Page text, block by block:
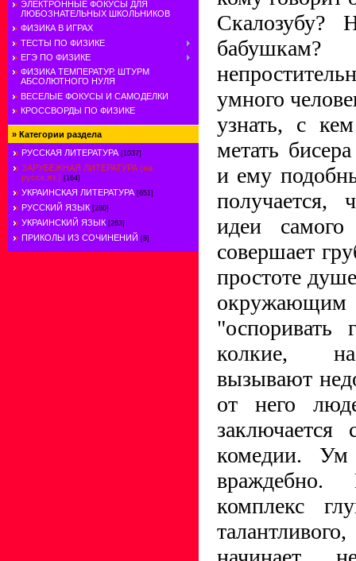
ЭЛЕКТРОННЫЕ ФОКУСЫ ДЛЯ
ЛЮБОЗНАТЕЛЬНЫХ ШКОЛЬНИКОВ
ФИЗИКА В ИГРАХ
ТЕСТЫ ПО ФИЗИКЕ
ЕГЭ ПО ФИЗИКЕ
ФИЗИКА ТЕМПЕРАТУР. ШТУРМ
АБСОЛЮТНОГО НУЛЯ
ВЕСЕЛЫЕ ФОКУСЫ И САМОДЕЛКИ
КРОССВОРДЫ ПО ФИЗИКЕ
» Категории раздела
РУССКАЯ ЛИТЕРАТУРА [1037]
ЗАРУБЕЖНАЯ ЛИТЕРАТУРА (на
русск.яз.) [164]
УКРАИНСКАЯ ЛИТЕРАТУРА [651]
РУССКИЙ ЯЗЫК [280]
УКРАИНСКИЙ ЯЗЫК [263]
ПРИКОЛЫ ИЗ СОЧИНЕНИЙ [8]
Скалозубу?
умного
узнать, с
метать
и ему
идеи
совершает
простоте
"оспоривать
колкие,
вызывают
от него
заключается
комедии. Ум
комплекс